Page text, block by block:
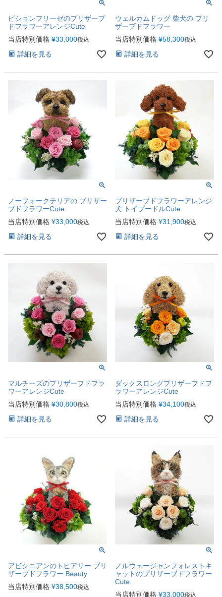
ビションフリーゼのプリザーブ
ドフラワーアレンジCute
当店特別価格 ¥33,000税込
詳細を見る
ウェルカムドッグ 柴犬の プリ
ザーブドフラワー
当店特別価格 ¥58,300税込
詳細を見る
ノーフォークテリアの プリザー
ブドフラワーCute
当店特別価格 ¥33,000税込
詳細を見る
プリザーブドフラワーアレンジ
犬 トイプードルCute
当店特別価格 ¥31,900税込
詳細を見る
マルチーズのプリザーブドフラ
ワーアレンジCute
当店特別価格 ¥30,800税込
詳細を見る
ダックスロングプリザーブドフ
ラワーアレンジCute
当店特別価格 ¥34,100税込
詳細を見る
アビシニアンのトピアリー プリ
ザーブドフラワー Beauty
当店特別価格 ¥38,500税込
ノルウェージャンフォレストキ
ャットのプリザーブドフラワー
Cute
当店特別価格 ¥33,000税込